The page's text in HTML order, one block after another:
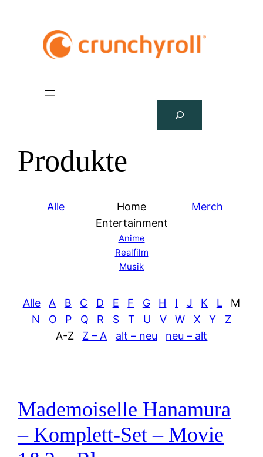
h
e
Produkte
Alle
Home
Entertainment
Anime
Realfilm
Musik
Merch
Alle A B C D E F G H I J K L
M
N
O P Q R S T U V W X Y
Z
A-Z
Z – A alt – neu neu – alt
Mademoiselle Hanamura
– Komplett-Set – Movie